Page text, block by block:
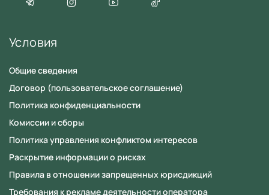
Условия
Общие сведения
Договор (пользовательское соглашение)
Политика конфиденциальности
Комиссии и сборы
Политика управления конфликтом интересов
Раскрытие информации о рисках
Правила в отношении запрещенных юрисдикций
Требования к рекламе деятельности оператора